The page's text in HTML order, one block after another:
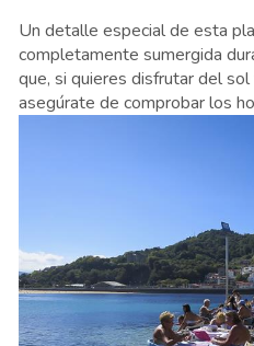
Un detalle especial de esta
completamente sumergida
que, si quieres disfrutar del
asegúrate de comprobar los